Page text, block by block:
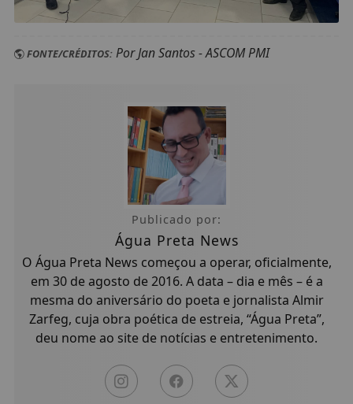
FONTE/CRÉDITOS:Por Jan Santos - ASCOM PMI
Publicado por:
Água Preta News
O Água Preta News começou a operar, oficialmente,
em 30 de agosto de 2016. A data – dia e mês – é a
mesma do aniversário do poeta e jornalista Almir
Zarfeg, cuja obra poética de estreia, “Água Preta”,
deu nome ao site de notícias e entretenimento.